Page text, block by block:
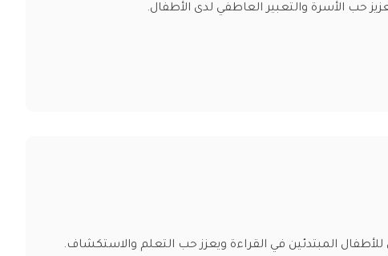
حب الأسرة والتعبير العاطفي لدى الأطفال.
المبتدئين في القراءة ويعزز حب التعلم والاستكشاف.